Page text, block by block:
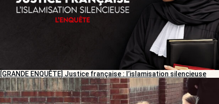
[GRANDE ENQUÊTE] Justice française : l’islamisation silencieuse